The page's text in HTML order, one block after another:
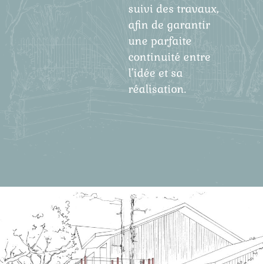
suivi des travaux,
afin de garantir
une parfaite
continuité entre
l’idée et sa
réalisation.